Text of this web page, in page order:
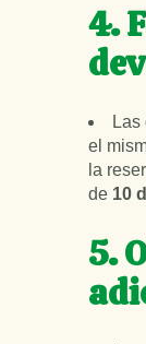
4.
el
la
de 10
5.